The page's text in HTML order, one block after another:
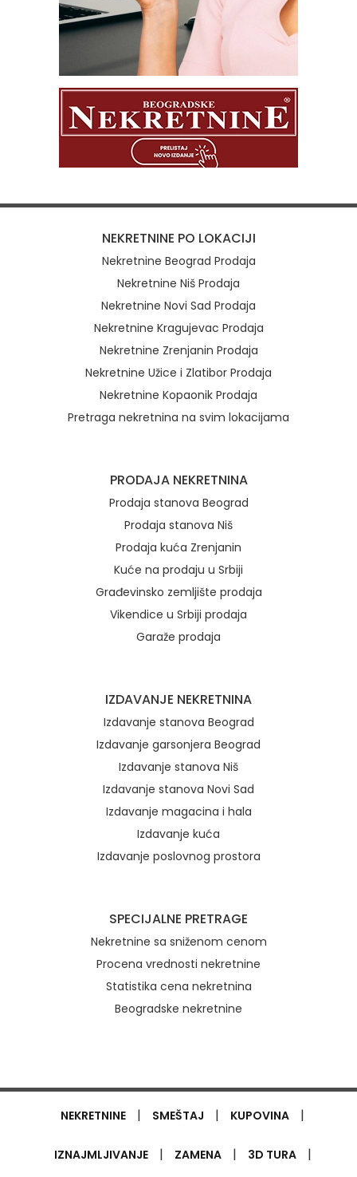
NEKRETNINE PO LOKACIJI
Nekretnine Beograd Prodaja
Nekretnine Niš Prodaja
Nekretnine Novi Sad Prodaja
Nekretnine Kragujevac Prodaja
Nekretnine Zrenjanin Prodaja
Nekretnine Užice i Zlatibor Prodaja
Nekretnine Kopaonik Prodaja
Pretraga nekretnina na svim lokacijama
PRODAJA NEKRETNINA
Prodaja stanova Beograd
Prodaja stanova Niš
Prodaja kuća Zrenjanin
Kuće na prodaju u Srbiji
Građevinsko zemljište prodaja
Vikendice u Srbiji prodaja
Garaže prodaja
IZDAVANJE NEKRETNINA
Izdavanje stanova Beograd
Izdavanje garsonjera Beograd
Izdavanje stanova Niš
Izdavanje stanova Novi Sad
Izdavanje magacina i hala
Izdavanje kuća
Izdavanje poslovnog prostora
SPECIJALNE PRETRAGE
Nekretnine sa sniženom cenom
Procena vrednosti nekretnine
Statistika cena nekretnina
Beogradske nekretnine
NEKRETNINE | SMEŠTAJ | KUPOVINA |
IZNAJMLJIVANJE | ZAMENA | 3D TURA |